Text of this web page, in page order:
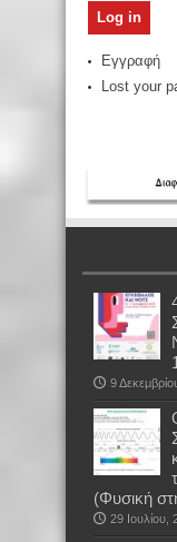
Εγγραφή
Lost your
9
(Φυσική
29 Ιουλίου,